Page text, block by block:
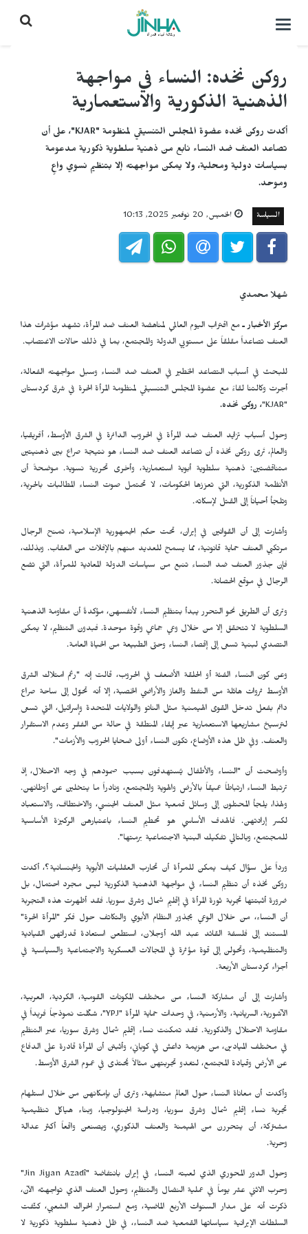
التحكم
روكن نخده: النساء في مواجهة
الذهنية الذكورية والاستعمارية
أكدت روكن نخده عضوة المجلس التنسيقي لمنظومة "KJAR"، على أن
تصاعد العنف ضد النساء نابع من ذهنية سلطوية ذكورية مدعومة
بسياسات دولية ومحلية، ولا يمكن مواجهته إلا بتنظيم نسوي واعٍ
وموحد.
السياسة الخميس, 20 نوفمبر 2025, 10:13
شهلا محمدي
مركز الأخبار ـمع اقتراب اليوم العالمي لمناهضة العنف ضد المرأة، تشهد مؤشرات هذا
العنف تصاعداً مقلقاً على مستويي الدولة والمجتمع، بما في ذلك حالات الاغتصاب.
للبحث في أسباب التصاعد الخطير في العنف ضد النساء وسبل مواجهته الفعالة،
أجرت وكالتنا لقاءً مع عضوة المجلس التنسيقي لمنظومة المرأة الحرة في شرق كردستان
"
KJAR
"، روكن نخده.
وحول أسباب تزايد العنف ضد المرأة في الحروب الدائرة في الشرق الأوسط، أفريقيا،
والعالم، تَرى روكن نخذه أن تصاعد العنف ضد النساء هو نتيجة صراع بين ذهنيتين
متناقضتين: ذهنية سلطوية أبوية استعمارية، وأخرى تحررية نسوية. موضحةً أن
الأنظمة الذكورية، التي تعززها الحكومات، لا تحتمل صوت النساء المطالبات بالحرية،
وتلجأ أحياناً إلى القتل لإسكاته.
وأشارت إلى أن القوانين في إيران، تحت حكم الجمهورية الإسلامية، تمنح الرجال
مرتكبي العنف حماية قانونية، مما يسمح للعديد منهم بالإفلات من العقاب. وبذلك،
فإن جذور العنف ضد النساء تنبع من سياسات الدولة المعادية للمرأة، التي تضع
الرجال في موقع الحصانة.
وترى أن الطريق نحو التحرر يبدأ بتنظيم النساء لأنفسهن، مؤكدةً أن مقاومة الذهنية
السلطوية لا تتحقق إلا من خلال وعي جماعي وقوة موحدة. فبدون التنظيم، لا يمكن
التصدي لبنية تسعى إلى إقصاء النساء وحتى الطبيعة من الحياة العامة.
وعن كون النساء الفئة أو الحلقة الأضعف في الحروب، قالت إنه "رغم امتلاك الشرق
الأوسط ثروات هائلة من النفط والغاز والأراضي الخصبة، إلا أنه تحوّل إلى ساحة صراع
دائم بفعل تدخل القوى الهيمنية مثل الناتو والولايات المتحدة وإسرائيل، التي تسعى
لترسيخ مشاريعها الاستعمارية عبر إبقاء المنطقة في حالة من الفقر وعدم الاستقرار
والعنف. وفي ظل هذه الأوضاع، تكون النساء أولى ضحايا الحروب والأزمات".
وأوضحت أن "النساء والأطفال يُستهدفون بسبب صمودهم في وجه الاحتلال، إذ
ترتبط النساء ارتباطاً عميقاً بالأرض والهوية والمجتمع، ونادراً ما يتخلين عن أوطانهن.
ولهذا، يلجأ المحتلون إلى وسائل قمعية مثل العنف الجنسي، والاختطاف، والاستعباد
لكسر إرادتهن. فالهدف الأساسي هو تحطيم النساء باعتبارهن الركيزة الأساسية
للمجتمع، وبالتالي تفكيك البنية الاجتماعية برمتها".
ورداً على سؤال كيف يمكن للمرأة أن تحارب العقليات الأبوية والجنسانية؟، أكدت
روكن نخذه أن تنظيم النساء في مواجهة الذهنية الذكورية ليس مجرد احتمال، بل
ضرورة أثبتتها تجربة ثورة المرأة في إقليم شمال وشرق سوريا. فقد أظهرت هذه التجربة
أن النساء، من خلال الوعي بجذور النظام الأبوي والتكاتف حول فكر "المرأة الحرة"
المستند إلى فلسفة القائد عبد الله أوجلان، استطعن استعادة قدراتهن القيادية
والتنظيمية، وتحولن إلى قوة مؤثرة في المجالات العسكرية والاجتماعية والسياسية في
أجزاء كردستان الأربعة.
وأشارت إلى أن مشاركة النساء من مختلف المكونات القومية، الكردية، العربية،
الآشورية، السريانية، والأرمنية، في وحدات حماية المرأة YPJ""، شكّلت نموذجاً فريداً في
مقاومة الاحتلال والذكورية. فقد تمكنت نساء إقليم شمال وشرق سوريا، عبر التنظيم
في مختلف الميادين، من هزيمة داعش في كوباني، وأثبتن أن المرأة قادرة على الدفاع
عن الأرض وقيادة المجتمع، لتغدو تجربتهن مثالاً يُحتذى في عموم الشرق الأوسط.
وأكدت أن معاناة النساء حول العالم متشابهة، وترى أن بإمكانهن من خلال استلهام
تجربة نساء إقليم شمال وشرق سوريا، ودراسة الجنولوجيا، وبناء هياكل تنظيمية
مشتركة، أن يتحررن من الهيمنة والعنف الذكوري، ويصنعن واقعاً أكثر عدالة
وحرية.
وحول الدور المحوري الذي لعبته النساء في إيران بانتفاضة Jin Jiyan Azadî"
"
وحرب الاثني عشر يوماً في عملية النضال والتنظيم، وحول العنف الذي تواجهنّه الآن،
ذكرت أنه على مدار السنوات الأربع الماضية، ومع استمرار الحراك الشعبي، كثّفت
السلطات الإيرانية سياساتها القمعية ضد النساء، في ظل ذهنية سلطوية ذكورية لا